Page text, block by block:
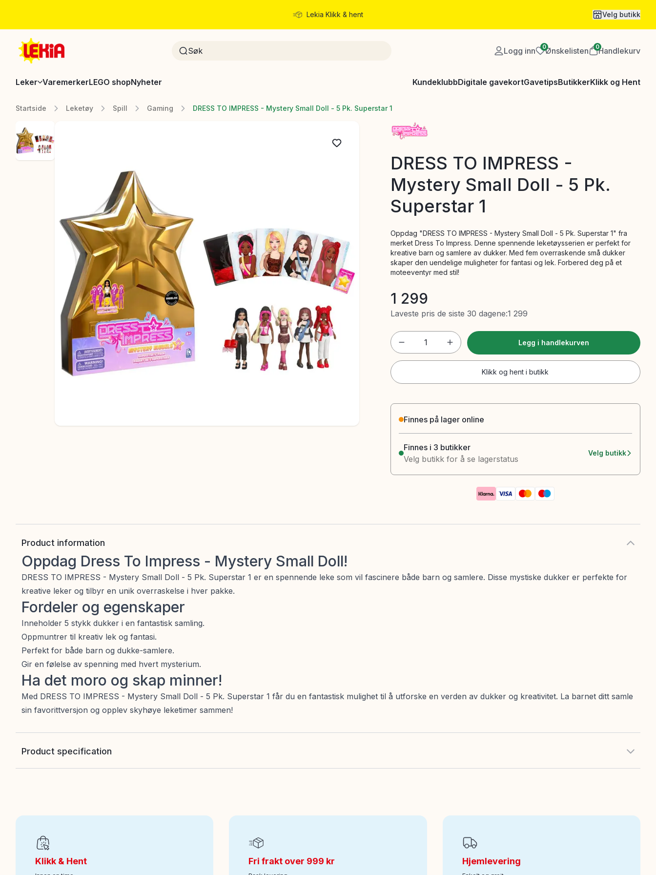
Lekia Klikk & hent Velg butikk
Logg inn 0Ønskelisten 0Handlekurv
Leker VaremerkerLEGO shopNyheter KundeklubbDigitale gavekortGavetipsButikkerKlikk og Hent
Startside Leketøy Spill Gaming DRESS TO IMPRESS - Mystery Small Doll - 5 Pk. Superstar 1
DRESS TO IMPRESS -
Mystery Small Doll - 5 Pk.
Superstar 1
Oppdag "DRESS TO IMPRESS - Mystery Small Doll - 5 Pk. Superstar 1" fra
merket Dress To Impress. Denne spennende leketøysserien er perfekt for
kreative barn og samlere av dukker. Med fem overraskende små dukker
skaper den uendelige muligheter for fantasi og lek. Forbered deg på et
moteeventyr med stil!
1 299
Laveste pris de siste 30 dagene:1 299
1 Legg i handlekurven
Klikk og hent i butikk
Finnes på lager online
Finnes i 3 butikker
Velg butikk for å se lagerstatus
Velg butikk
Product information
Oppdag Dress To Impress - Mystery Small Doll!
DRESS TO IMPRESS - Mystery Small Doll - 5 Pk. Superstar 1 er en spennende leke som vil fascinere både barn og samlere. Disse mystiske dukker er perfekte for
kreative leker og tilbyr en unik overraskelse i hver pakke.
Fordeler og egenskaper
Inneholder 5 stykk dukker i en fantastisk samling.
Oppmuntrer til kreativ lek og fantasi.
Perfekt for både barn og dukke-samlere.
Gir en følelse av spenning med hvert mysterium.
Ha det moro og skap minner!
Med DRESS TO IMPRESS - Mystery Small Doll - 5 Pk. Superstar 1 får du en fantastisk mulighet til å utforske en verden av dukker og kreativitet. La barnet ditt samle
sin favorittversjon og opplev skyhøye leketimer sammen!
Product specification
Art nr:100-228011674
Klikk & Hent Fri frakt over 999 kr Hjemlevering